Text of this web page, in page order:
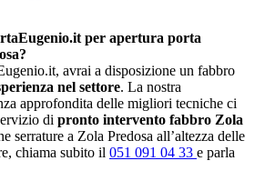
per apertura porta
avrai a disposizione un fabbro
nel settore. La nostra
approfondita delle migliori tecniche ci
di pronto intervento fabbro Zola
serrature a Zola Predosa all’altezza delle
chiama subito il 051 091 04 33 e parla